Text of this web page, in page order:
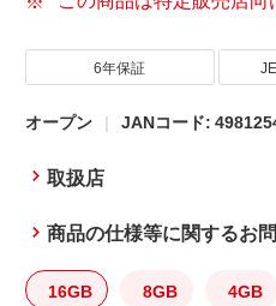
6年保証
オープン JANコード:
取扱店
商品の仕様等に関するお
16GB 8GB 4GB